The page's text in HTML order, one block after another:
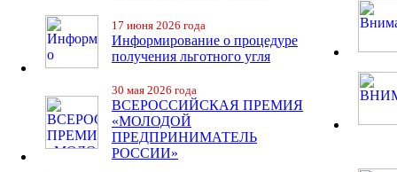
17 июня 2026 года
Информирование о процедуре
получения льготного угля
30 мая 2026 года
ВСЕРОССИЙСКАЯ ПРЕМИЯ
«МОЛОДОЙ
ПРЕДПРИНИМАТЕЛЬ
РОССИИ»